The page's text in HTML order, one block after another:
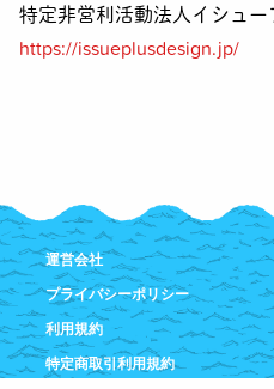
特定非営利活動法人イシュ
https://issueplusdesign.jp/
運営会社
プライバシーポリシー
利用規約
特定商取引利用規約